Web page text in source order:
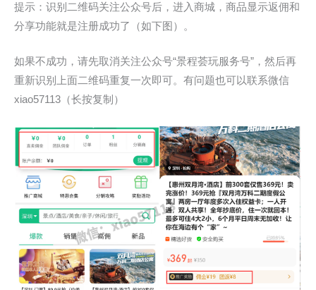
提示：识别二维码关注公众号后，进入商城，商品显示返佣和
分享功能就是注册成功了（如下图）。
如果不成功，请先取消关注公众号“景程荟玩服务号”，然后再
重新识别上面二维码重复一次即可。有问题也可以联系微信
xiao57113（长按复制）